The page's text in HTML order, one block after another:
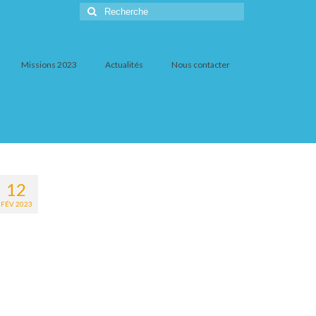
Rechercher
:
Missions 2023 Actualités Nous contacter
12
FÉV 2023